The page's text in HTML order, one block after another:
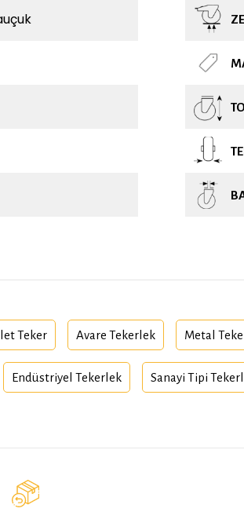
Teker Avare Tekerlek Metal
Endüstriyel Tekerlek Sanayi Tipi